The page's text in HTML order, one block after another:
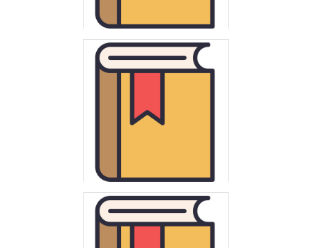
Wędzki, Andrzej
Początki reformy miejskiej w środkowej Europie do połowy XIII
wieku : (Słowiańszczyzna Zachodnia)
Münch, Henryk.
Geneza rozplanowania miast wielkopolskich XIII i XIV wieku